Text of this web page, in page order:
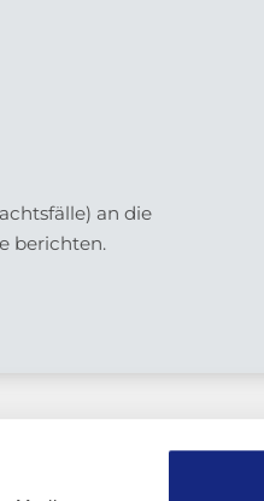
an die
berichten.